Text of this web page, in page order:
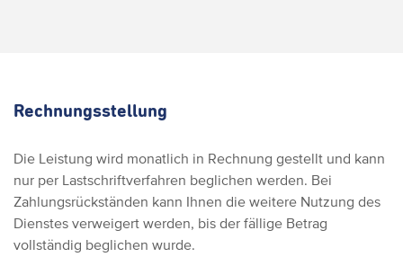
Rechnungsstellung
Die Leistung wird monatlich in Rechnung gestellt und kann
nur per Lastschriftverfahren beglichen werden. Bei
Zahlungsrückständen kann Ihnen die weitere Nutzung des
Dienstes verweigert werden, bis der fällige Betrag
vollständig beglichen wurde.